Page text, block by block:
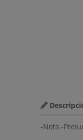
-Nota.-